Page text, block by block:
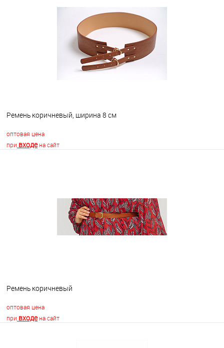
В наличии
Ремень коричневый, ширина 8 см
оптовая цена
при входена сайт
В наличии
Ремень коричневый
оптовая цена
при входена сайт